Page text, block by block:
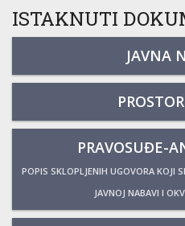
ISTAKNUTI
JAVNA
PRAVOSUĐE-
POPIS SKLOPLJENIH UGOVORA KOJI
JAVNOJ NABAVI I